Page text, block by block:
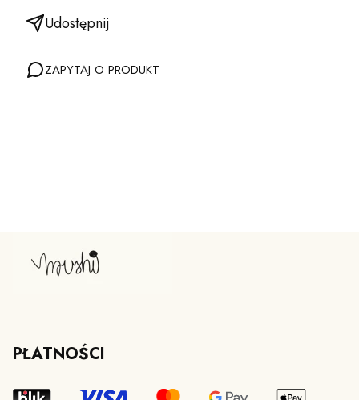
Udostępnij
ZAPYTAJ O PRODUKT
PŁATNOŚCI